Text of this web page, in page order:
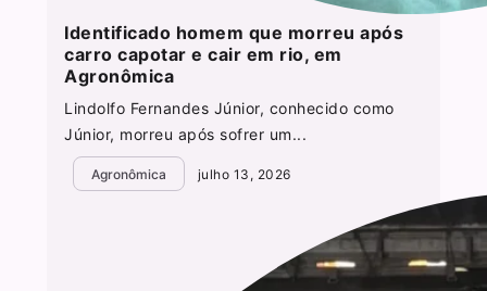
Identificado homem que morreu após
carro capotar e cair em rio, em
Agronômica
Lindolfo Fernandes Júnior, conhecido como
Júnior, morreu após sofrer um...
Agronômica julho 13, 2026